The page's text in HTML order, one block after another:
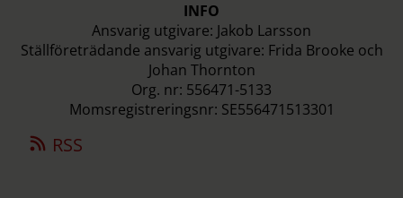
INFO
Ansvarig utgivare: Jakob Larsson
Ställföreträdande ansvarig utgivare: Frida Brooke och
Johan Thornton
Org. nr: 556471-5133
Momsregistreringsnr: SE556471513301
RSS